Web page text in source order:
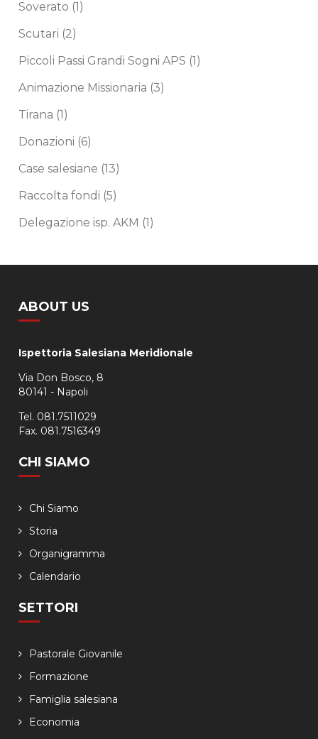
Soverato (1)
Scutari (2)
Piccoli Passi Grandi Sogni APS (1)
Animazione Missionaria (3)
Tirana (1)
Donazioni (6)
Case salesiane (13)
Raccolta fondi (5)
Delegazione isp. AKM (1)
ABOUT US
Ispettoria Salesiana Meridionale
Via Don Bosco, 8
80141 - Napoli
Tel. 081.7511029
Fax. 081.7516349
CHI SIAMO
Chi Siamo
Storia
Organigramma
Calendario
SETTORI
Pastorale Giovanile
Formazione
Famiglia salesiana
Economia